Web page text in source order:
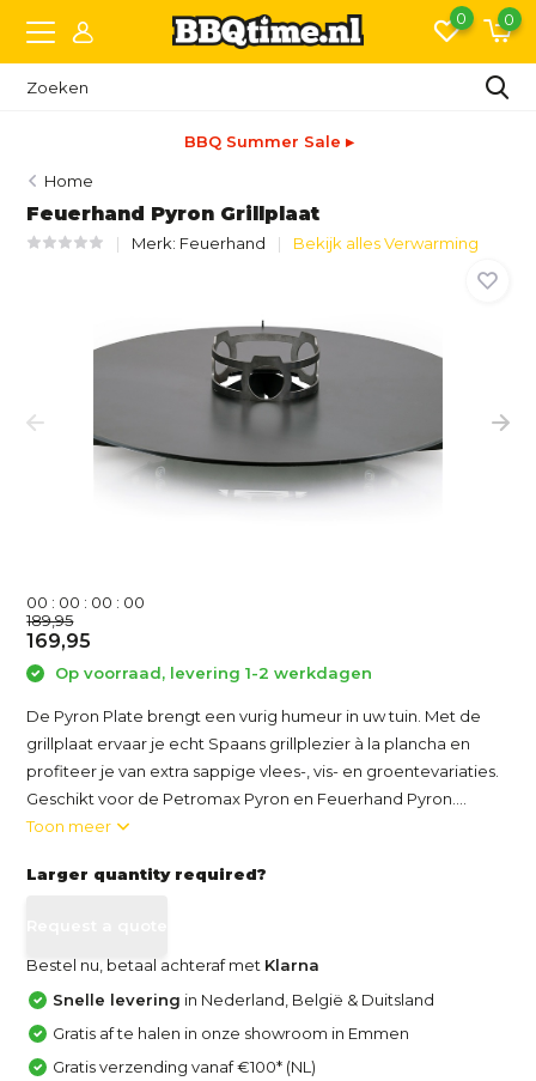
0 0
BBQ Summer Sale ▸
Home
Feuerhand Pyron Grillplaat
Merk: Feuerhand Bekijk alles Verwarming
00 : 00 : 00 : 00
189,95
169,95
Op voorraad, levering 1-2 werkdagen
De Pyron Plate brengt een vurig humeur in uw tuin. Met de
grillplaat ervaar je echt Spaans grillplezier à la plancha en
profiteer je van extra sappige vlees-, vis- en groentevariaties.
Geschikt voor de Petromax Pyron en Feuerhand Pyron....
Toon meer
Larger quantity required?
Bestel nu, betaal achteraf met Klarna
Snelle levering in Nederland, België & Duitsland
Gratis af te halen in onze showroom in Emmen
Gratis verzending vanaf €100* (NL)